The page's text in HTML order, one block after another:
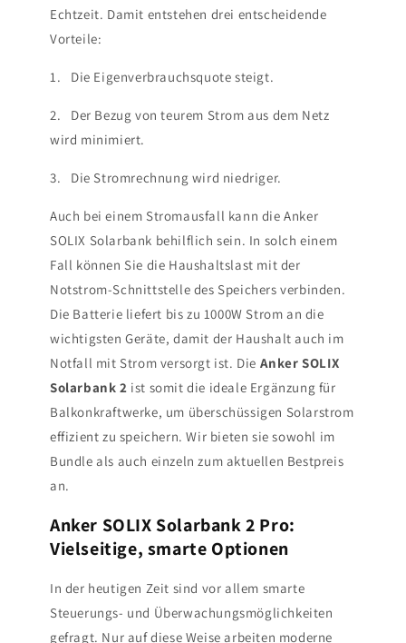
Echtzeit. Damit entstehen drei entscheidende
Vorteile:
1. Die Eigenverbrauchsquote steigt.
2. Der Bezug von teurem Strom aus dem Netz
wird minimiert.
3. Die Stromrechnung wird niedriger.
Auch bei einem Stromausfall kann die Anker
SOLIX Solarbank behilflich sein. In solch einem
Fall können Sie die Haushaltslast mit der
Notstrom-Schnittstelle des Speichers verbinden.
Die Batterie liefert bis zu 1000W Strom an die
wichtigsten Geräte, damit der Haushalt auch im
Notfall mit Strom versorgt ist. Die Anker SOLIX
Solarbank 2 ist somit die ideale Ergänzung für
Balkonkraftwerke, um überschüssigen Solarstrom
effizient zu speichern. Wir bieten sie sowohl im
Bundle als auch einzeln zum aktuellen Bestpreis
an.
Anker SOLIX Solarbank 2 Pro:
Vielseitige, smarte Optionen
In der heutigen Zeit sind vor allem smarte
Steuerungs- und Überwachungsmöglichkeiten
gefragt. Nur auf diese Weise arbeiten moderne